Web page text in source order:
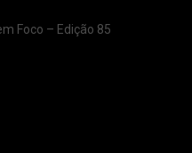
Foco – Edição 85